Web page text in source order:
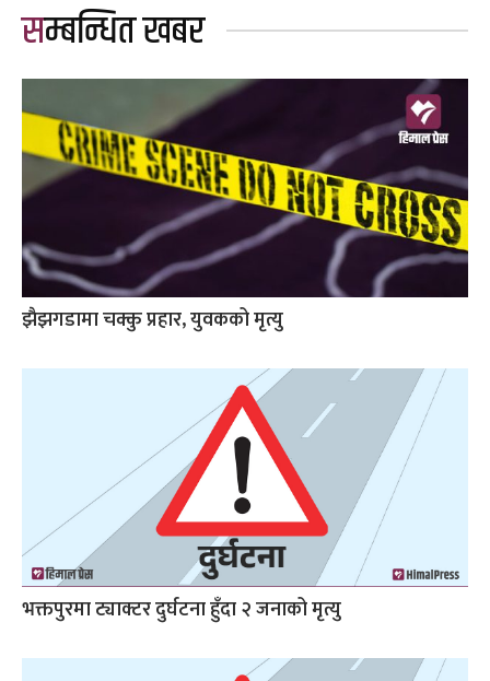
सम्बन्धित खबर
झैझगडामा चक्कु प्रहार, युवकको मृत्यु
भक्तपुरमा ट्याक्टर दुर्घटना हुँदा २ जनाको मृत्यु